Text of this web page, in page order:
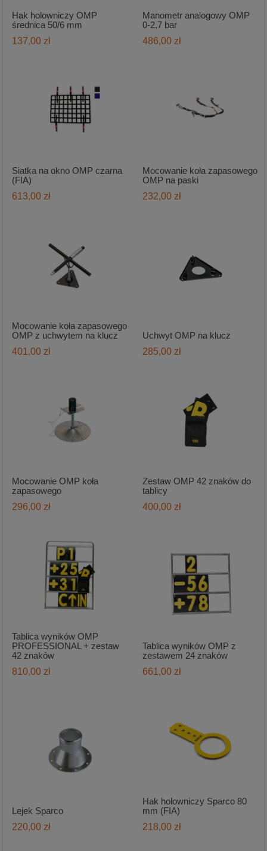
Hak holowniczy OMP
średnica 50/6 mm
137,00 zł
Manometr analogowy OMP
0-2,7 bar
486,00 zł
Siatka na okno OMP czarna
(FIA)
613,00 zł
Mocowanie koła zapasowego
OMP na paski
232,00 zł
Mocowanie koła zapasowego
OMP z uchwytem na klucz
401,00 zł
Uchwyt OMP na klucz
285,00 zł
Mocowanie OMP koła
zapasowego
296,00 zł
Zestaw OMP 42 znaków do
tablicy
400,00 zł
Tablica wyników OMP
PROFESSIONAL + zestaw
42 znaków
810,00 zł
Tablica wyników OMP z
zestawem 24 znaków
661,00 zł
Lejek Sparco
220,00 zł
Hak holowniczy Sparco 80
mm (FIA)
218,00 zł